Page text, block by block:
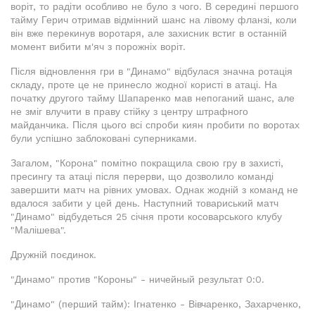
воріт, то радіти особливо не було з чого. В середині першого
тайму Герич отримав відмінний шанс на лівому фланзі, коли
він вже перекинув воротаря, але захисник встиг в останній
момент вибити м'яч з порожніх воріт.
Після відновлення гри в "Динамо" відбулася значна ротація
складу, проте це не принесло жодної користі в атаці. На
початку другого тайму Шапаренко мав непоганий шанс, але
не зміг влучити в праву стійку з центру штрафного
майданчика. Після цього всі спроби киян пробити по воротах
були успішно заблоковані суперниками.
Загалом, "Корона" помітно покращила свою гру в захисті,
пресингу та атаці після перерви, що дозволило команді
завершити матч на рівних умовах. Однак жодній з команд не
вдалося забити у цей день. Наступний товариський матч
"Динамо" відбудеться 25 січня проти косоварського клубу
"Малішева".
Дружній поєдинок.
"Динамо" против "Короны" - ничейный результат 0:0.
"Динамо" (перший тайм): Ігнатенко - Вівчаренко, Захарченко,